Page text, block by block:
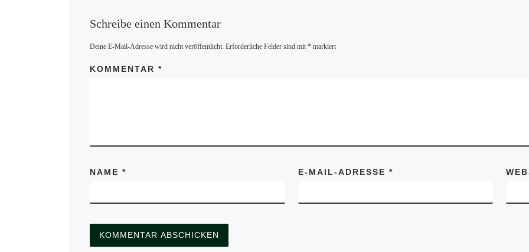
Schreibe einen Kommentar
Deine E-Mail-Adresse wird nicht veröffentlicht. Erforderliche Felder sind mit* markiert
KOMMENTAR*
NAME* E-MAIL-ADRESSE *